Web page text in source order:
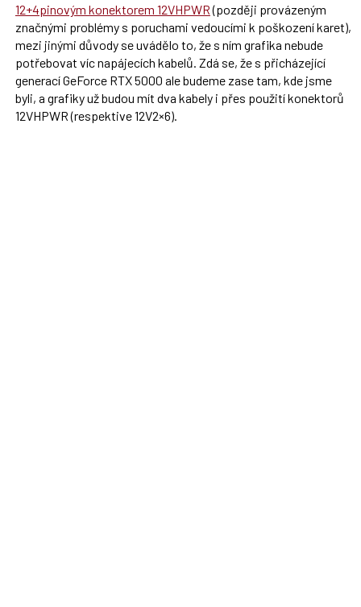
12+4pinovým konektorem 12VHPWR(později provázeným
značnými problémy s poruchami vedoucími k poškození karet),
mezi jinými důvody se uvádělo to, že s ním grafika nebude
potřebovat víc napájecích kabelů. Zdá se, že s přicházející
generací GeForce RTX 5000 ale budeme zase tam, kde jsme
byli, a grafiky už budou mít dva kabely i přes použití konektorů
12VHPWR (respektive 12V2×6).